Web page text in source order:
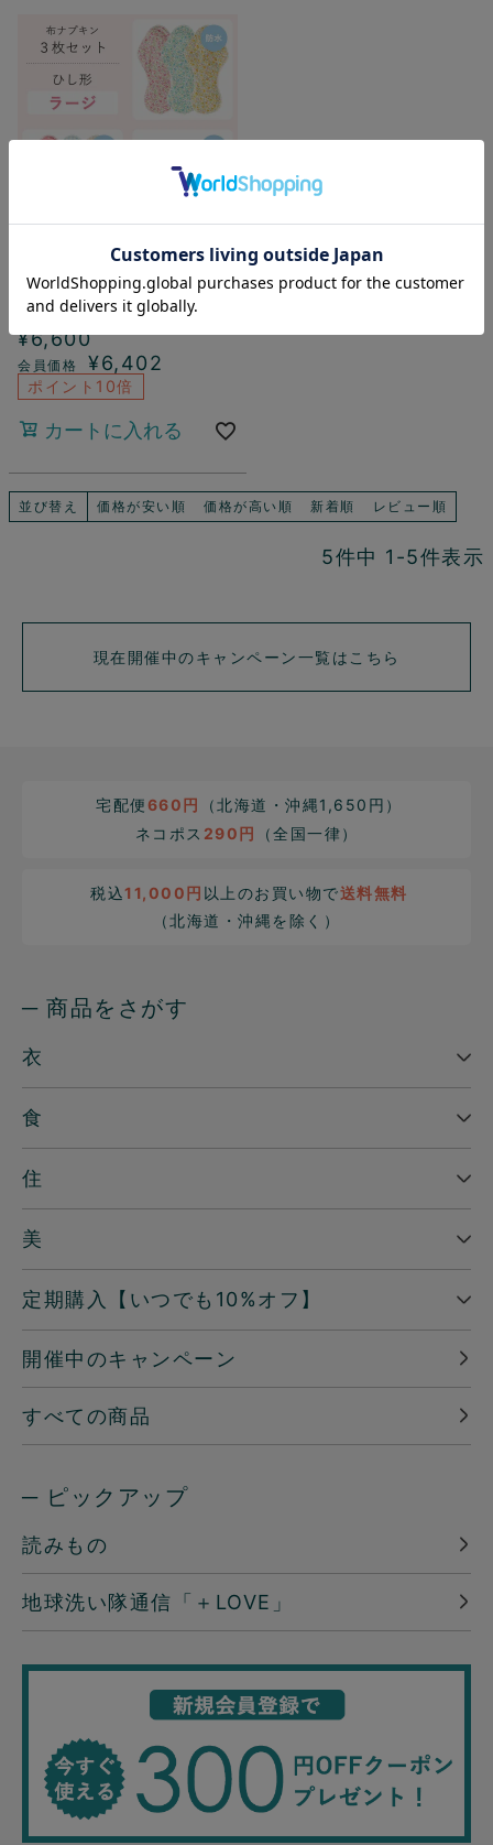
布ナプキン3枚セット ひし
形ラージ
¥6,600
¥6,402
ポイント10倍
カートに入れる
並び替え 価格が安い順 価格が高い順 新着順 レビュー順
5件中 1 -5件表示
現在開催中のキャンペーン一覧はこちら
宅配便660円
（北海道・沖縄1,650円）
ネコポス 290円 （全国一律）
税込11,000円 以上のお買い物で送料無料
（北海道・沖縄を除く）
─ 商品をさがす
衣
食
住
美
定期購入【いつでも10%オフ】
開催中のキャンペーン
すべての商品
─ ピックアップ
読みもの
地球洗い隊通信「＋LOVE」